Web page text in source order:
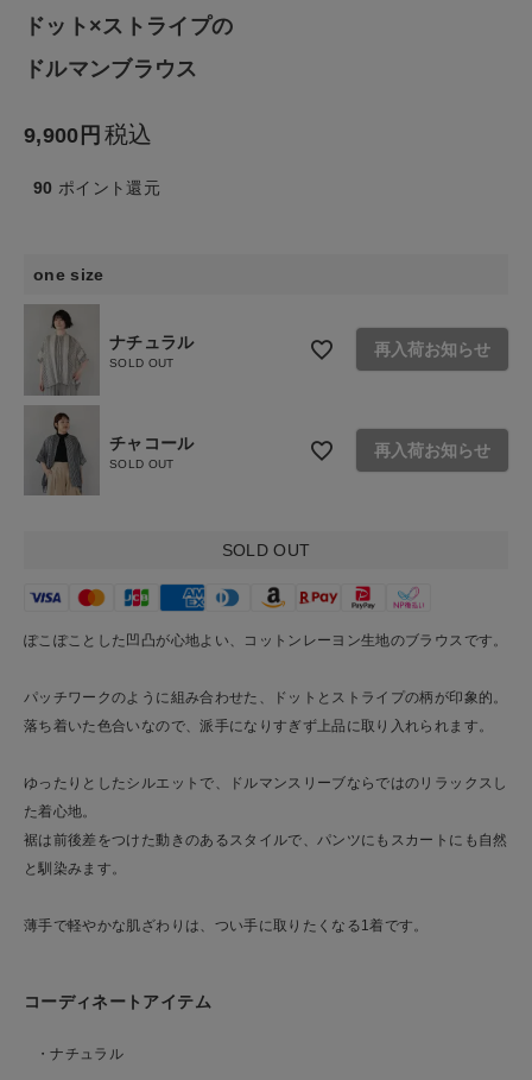
ブランド
CONTENTS
特集
ご利用ガイド
お問い合わせ
ショップリスト
ドット×ストライプの
ドルマンブラウス
9,900 税込
90 ポイント還元
one size
ナチュラル
SOLD OUT
再入荷お知らせ
チャコール
SOLD OUT
再入荷お知らせ
SOLD OUT
ぽこぽことした凹凸が心地よい、コットンレーヨン生地のブラウスです。
パッチワークのように組み合わせた、ドットとストライプの柄が印象的。
落ち着いた色合いなので、派手になりすぎず上品に取り入れられます。
ゆったりとしたシルエットで、ドルマンスリーブならではのリラックスし
た着心地。
裾は前後差をつけた動きのあるスタイルで、パンツにもスカートにも自然
と馴染みます。
薄手で軽やかな肌ざわりは、つい手に取りたくなる1着です。
コーディネートアイテム
・ナチュラル